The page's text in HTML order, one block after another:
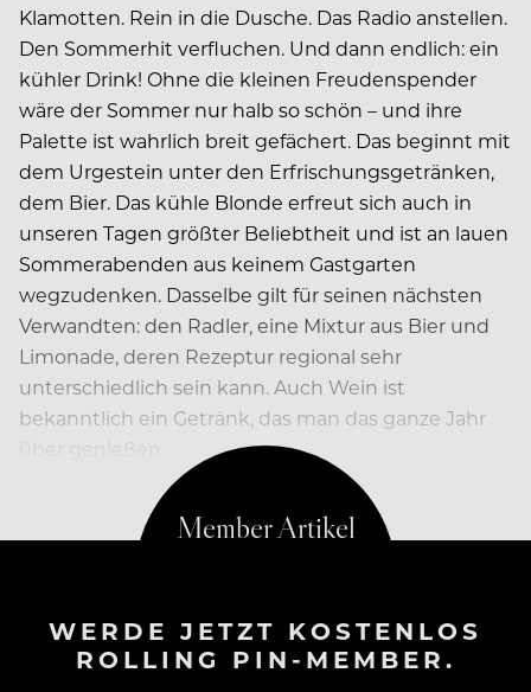
Klamotten. Rein in die Dusche. Das Radio anstellen.
Den Sommerhit verfluchen. Und dann endlich: ein
kühler Drink! Ohne die kleinen Freudenspender
wäre der Sommer nur halb so schön – und ihre
Palette ist wahrlich breit gefächert. Das beginnt mit
dem Urgestein unter den Erfrischungsgetränken,
dem Bier. Das kühle Blonde erfreut sich auch in
unseren Tagen größter Beliebtheit und ist an lauen
Sommerabenden aus keinem Gastgarten
wegzudenken. Dasselbe gilt für seinen nächsten
Verwandten: den Radler, eine Mixtur aus Bier und
Limonade, deren Rezeptur regional sehr
unterschiedlich sein kann. Auch Wein ist
bekanntlich ein Getränk, das man das ganze Jahr
über genießen
WERDE JETZT KOSTENLOS
ROLLING PIN-MEMBER.